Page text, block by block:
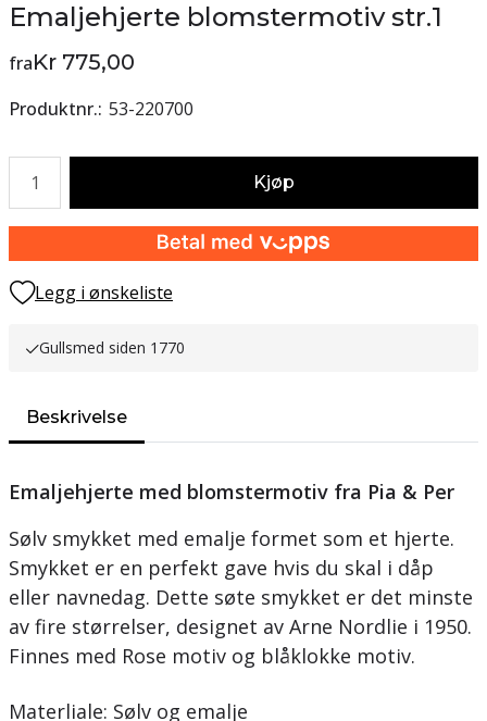
Emaljehjerte blomstermotiv str.1
fraKr 775,00
Produktnr. 53-220700
Kjøp
Legg i ønskeliste
Gullsmed siden 1770
Beskrivelse
Emaljehjerte med blomstermotiv fra Pia & Per
Sølv smykket med emalje formet som et hjerte.
Smykket er en perfekt gave hvis du skal i dåp
eller navnedag. Dette søte smykket er det minste
av fire størrelser, designet av Arne Nordlie i 1950.
Finnes med Rose motiv og blåklokke motiv.
Materliale: Sølv og emalje